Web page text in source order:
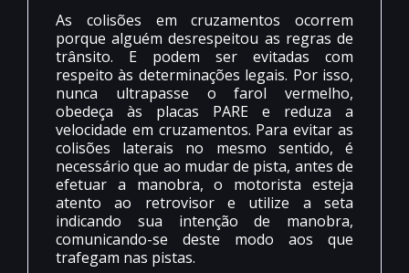
As colisões em cruzamentos ocorrem
porque alguém desrespeitou as regras de
trânsito. E podem ser evitadas com
respeito às determinações legais. Por isso,
nunca ultrapasse o farol vermelho,
obedeça às placas PARE e reduza a
velocidade em cruzamentos. Para evitar as
colisões laterais no mesmo sentido, é
necessário que ao mudar de pista, antes de
efetuar a manobra, o motorista esteja
atento ao retrovisor e utilize a seta
indicando sua intenção de manobra,
comunicando-se deste modo aos que
trafegam nas pistas.